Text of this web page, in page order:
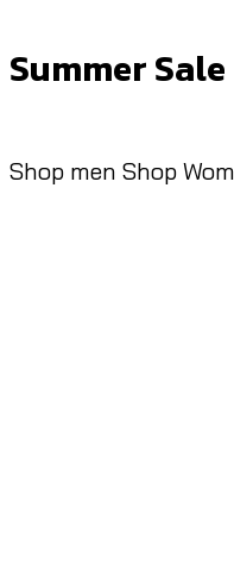
Summer
Shop men Shop